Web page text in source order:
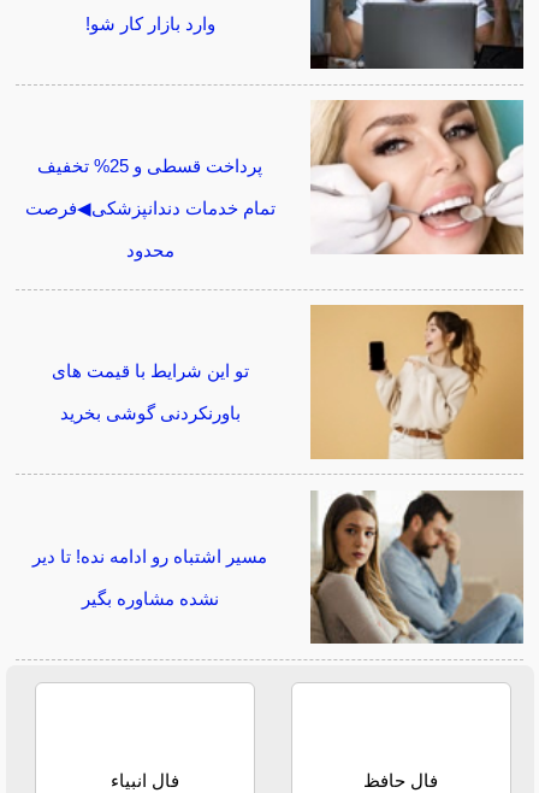
وارد بازار کار شو!
پرداخت قسطی و 25% تخفیف
تمام خدمات دندانپزشکی◀فرصت
محدود
تو این شرایط با قیمت های
باورنکردنی گوشی بخرید
مسیر اشتباه رو ادامه نده! تا دیر
نشده مشاوره بگیر
فال حافظ فال انبیاء